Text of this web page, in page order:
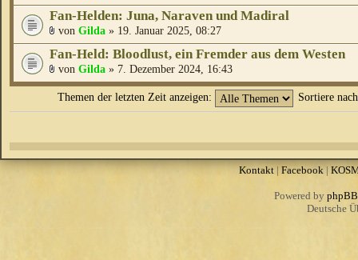
Fan-Helden: Juna, Naraven und Madiral
von Gilda » 19. Januar 2025, 08:27
Fan-Held: Bloodlust, ein Fremder aus dem Westen
von Gilda » 7. Dezember 2024, 16:43
Themen der letzten Zeit anzeigen: Sortiere
Kontakt|Facebook|
Powered by phpBB
Deutsche